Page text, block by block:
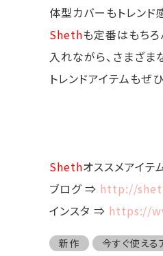
体型カバーもトレンド
Shethも定番はもちろ
入れながら、さまざま
トレンドアイテムもぜ
Shethオススメアイテ
ブログ ⇒ http://
インスタ ⇒ https://
新作 今すぐ使える